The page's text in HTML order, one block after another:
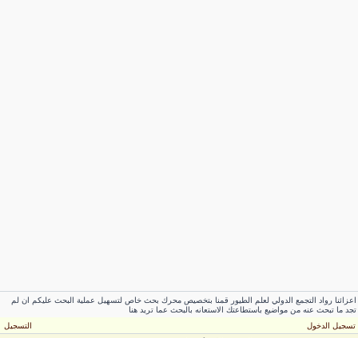
رواد التجمع الدولي لعلم الطيور قمنا بتخصيص محرك بحث خاص لتسهيل عملية البحث عليكم ان لم
ما تبحث عنه من مواضيع باستطاعتك الاستعانه بالبحث عما تريد هنا
تسجيل الدخول
التسجيل